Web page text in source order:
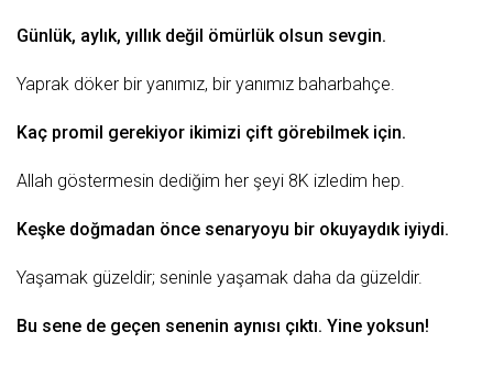
Günlük, aylık, yıllık değil ömürlük olsun sevgin.
Yaprak döker bir yanımız, bir yanımız baharbahçe.
Kaç promil gerekiyor ikimizi çift görebilmek için.
Allah göstermesin dediğim her şeyi 8K izledim hep.
Keşke doğmadan önce senaryoyu bir okuyaydık iyiydi.
Yaşamak güzeldir; seninle yaşamak daha da güzeldir.
Bu sene de geçen senenin aynısı çıktı. Yine yoksun!